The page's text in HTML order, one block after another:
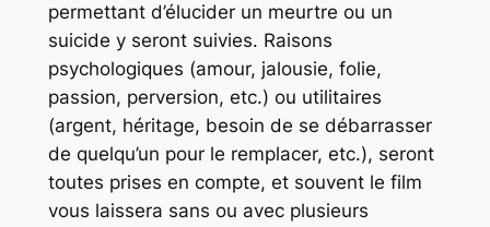
permettant d’élucider un meurtre ou un
suicide y seront suivies. Raisons
psychologiques (amour, jalousie, folie,
passion, perversion, etc.) ou utilitaires
(argent, héritage, besoin de se débarrasser
de quelqu’un pour le remplacer, etc.), seront
toutes prises en compte, et souvent le film
vous laissera sans ou avec plusieurs